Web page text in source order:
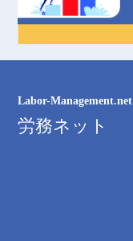
Labor-Management.net
労務ネット